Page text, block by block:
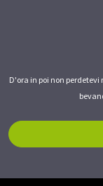
D'ora in poi non